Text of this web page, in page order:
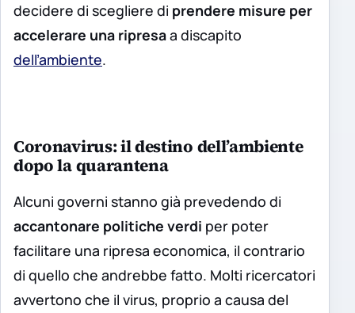
decidere di scegliere di prendere misure per
accelerare una ripresaa discapito
dell’ambiente.
Coronavirus: il destino dell’ambiente
dopo la quarantena
Alcuni governi stanno già prevedendo di
accantonare politiche verdi per poter
facilitare una ripresa economica, il contrario
di quello che andrebbe fatto. Molti ricercatori
avvertono che il virus, proprio a causa del